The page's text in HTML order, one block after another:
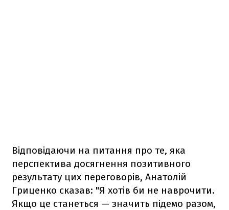
Відповідаючи на питання про те, яка
перспектива досягнення позитивного
результату цих переговорів, Анатолій
Гриценко сказав: "Я хотів би не наврочити.
Якщо це станеться — значить підемо разом,